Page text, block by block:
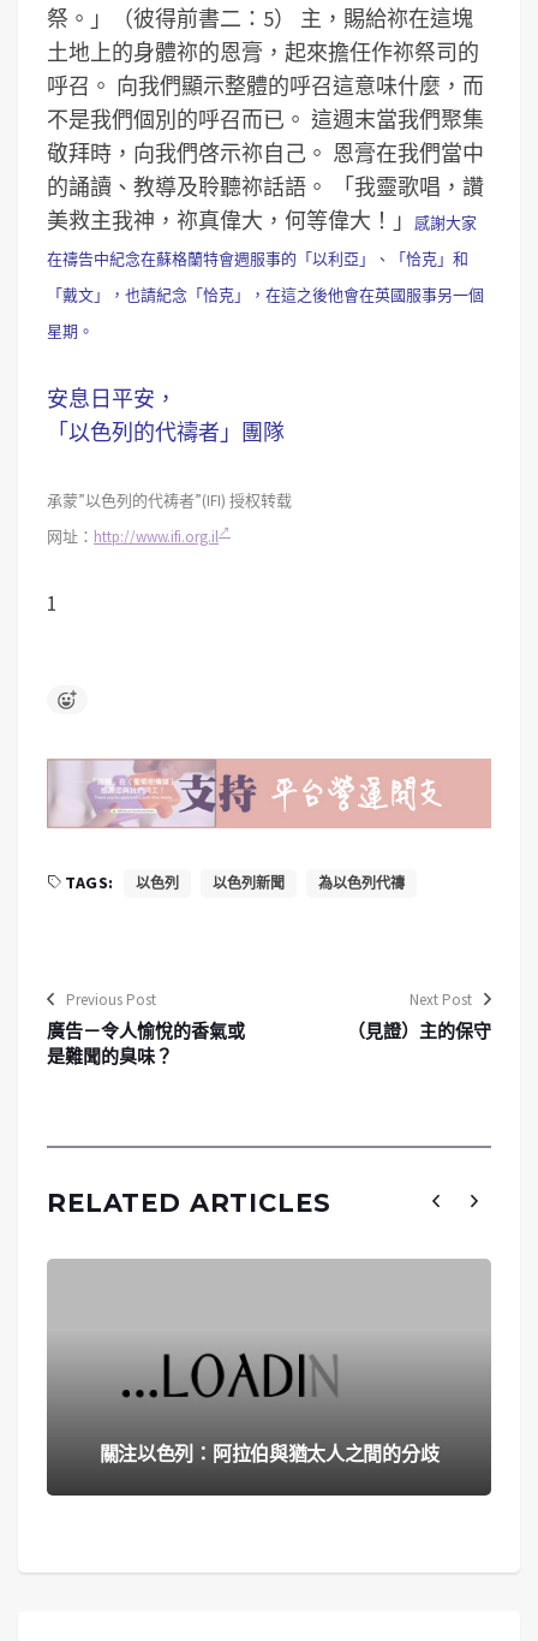
祭。」（彼得前書二：5）
主，賜給祢在這塊
土地上的身體祢的恩膏，起來擔任作祢祭司的
呼召。 向我們顯示整體的呼召這意味什麼，而
不是我們個別的呼召而已。 這週末當我們聚集
敬拜時，向我們啓示祢自己。 恩膏在我們當中
的誦讀、教導及聆聽祢話語。
「我靈歌唱，讚
美救主我神，祢真偉大，何等偉大！」
感謝大家
在禱告中紀念在蘇格蘭特會週服事的「以利亞」、「恰克」和
「戴文」，也請紀念「恰克」，在這之後他會在英國服事另一個
星期。
安息日平安，
「以色列的代禱者」團隊
承蒙”以色列的代祷者”(IFI) 授权转载
网址： http://www.ifi.org.il
1
TAGS: 以色列 以色列新聞 為以色列代禱
Previous Post
廣告－令人愉悅的香氣或
是難聞的臭味？
Next Post
（見證）主的保守
RELATED ARTICLES
關注以色列：阿拉伯與猶太人之間的分歧